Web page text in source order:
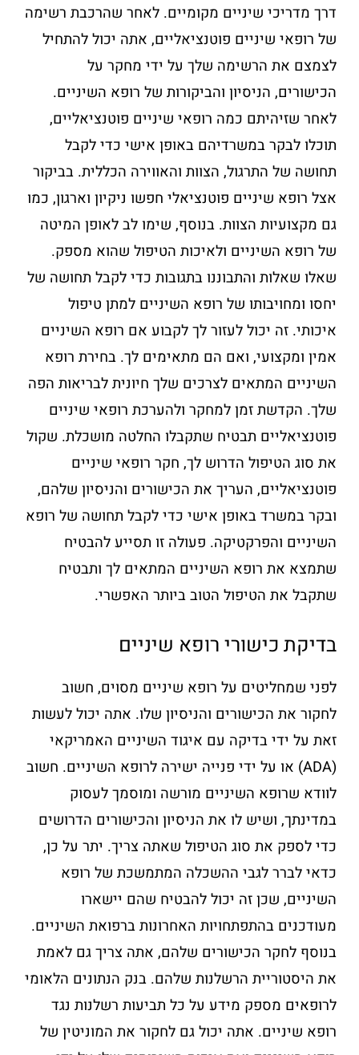
דרך מדריכי שיניים מקומיים. לאחר שהרכבת רשימה
של רופאי שיניים פוטנציאליים, אתה יכול להתחיל
לצמצם את הרשימה שלך על ידי מחקר על
הכישורים, הניסיון והביקורות של רופא השיניים.
לאחר שזיהיתם כמה רופאי שיניים פוטנציאליים,
תוכלו לבקר במשרדיהם באופן אישי כדי לקבל
תחושה של התרגול, הצוות והאווירה הכללית. בביקור
אצל רופא שיניים פוטנציאלי חפשו ניקיון וארגון, כמו
גם מקצועיות הצוות. בנוסף, שימו לב לאופן המיטה
של רופא השיניים ולאיכות הטיפול שהוא מספק.
שאלו שאלות והתבוננו בתגובות כדי לקבל תחושה של
יחסו ומחויבותו של רופא השיניים למתן טיפול
איכותי. זה יכול לעזור לך לקבוע אם רופא השיניים
אמין ומקצועי, ואם הם מתאימים לך. בחירת רופא
השיניים המתאים לצרכים שלך חיונית לבריאות הפה
שלך. הקדשת זמן למחקר ולהערכת רופאי שיניים
פוטנציאליים תבטיח שתקבלו החלטה מושכלת. שקול
את סוג הטיפול הדרוש לך, חקר רופאי שיניים
פוטנציאליים, העריך את הכישורים והניסיון שלהם,
ובקר במשרד באופן אישי כדי לקבל תחושה של רופא
השיניים והפרקטיקה. פעולה זו תסייע להבטיח
שתמצא את רופא השיניים המתאים לך ותבטיח
שתקבל את הטיפול הטוב ביותר האפשרי.
בדיקת כישורי רופא שיניים
לפני שמחליטים על רופא שיניים מסוים, חשוב
לחקור את הכישורים והניסיון שלו. אתה יכול לעשות
זאת על ידי בדיקה עם איגוד השיניים האמריקאי
(ADA) או על ידי פנייה ישירה לרופא השיניים. חשוב
לוודא שרופא השיניים מורשה ומוסמך לעסוק
במדינתך, ושיש לו את הניסיון והכישורים הדרושים
כדי לספק את סוג הטיפול שאתה צריך. יתר על כן,
כדאי לברר לגבי ההשכלה המתמשכת של רופא
השיניים, שכן זה יכול להבטיח שהם יישארו
מעודכנים בהתפתחויות האחרונות ברפואת השיניים.
בנוסף לחקר הכישורים שלהם, אתה צריך גם לאמת
את היסטוריית הרשלנות שלהם. בנק הנתונים הלאומי
לרופאים מספק מידע על כל תביעות רשלנות נגד
רופא שיניים. אתה יכול גם לחקור את המוניטין של